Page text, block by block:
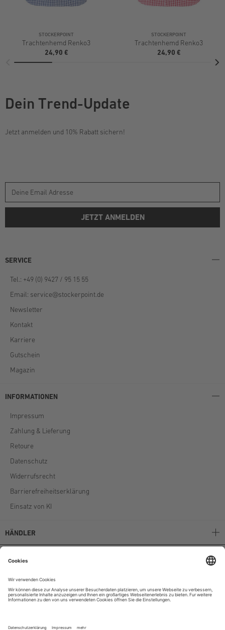
STOCKERPOINT
Trachtenhemd Renko3
24,90 €
STOCKERPOINT
Trachtenhemd Renko3
24,90 €
Dein Trend-Update
Jetzt anmelden und 10% Rabatt sichern!
JETZT ANMELDEN
SERVICE
Tel.: +49 (0) 9427 / 95 15 55
Email: service@stockerpoint.de
Newsletter
Kontakt
Karriere
Gutschein
Magazin
INFORMATIONEN
Impressum
Zahlung & Lieferung
Retoure
Datenschutz
Widerrufsrecht
Barrierefreiheitserklärung
Einsatz von KI
HÄNDLER
AGB
Unternehmen